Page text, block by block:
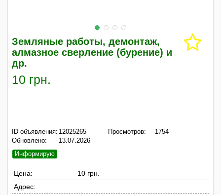
Земляные работы, демонтаж,
алмазное сверление (бурение) и
др.
10 грн.
ID объявления: 12025265
Обновлено:
13.07.2026
Просмотров: 1754
Информирую
Цена:
10 грн.
Адрес: